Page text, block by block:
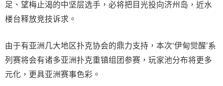
足、望梅止渴的中坚层选手，必将把目光投向济州岛，近水
楼台释放竞技诉求。
由于有亚洲几大地区扑克协会的鼎力支持，本次‘伊甸觉醒’系
列赛将会有诸多亚洲扑克重镇组团参赛，玩家池分布将更多
元化，更具亚洲赛事色彩。